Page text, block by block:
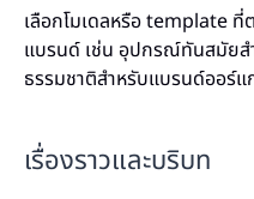
เลือกโมเดลหรือ template ที่
แบรนด์ เช่น อุปกรณ์ทันสมัยส
ธรรมชาติสำหรับแบรนด์ออร์
เรื่องราวและบริบท